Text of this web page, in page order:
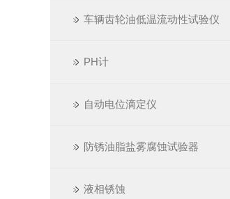
车辆齿轮油低温流动性试验仪
PH计
自动电位滴定仪
防锈油脂盐雾腐蚀试验器
液相锈蚀